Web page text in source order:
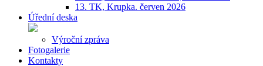
13. TK, Krupka. červen 2026
Úřední deska
Výroční zpráva
Fotogalerie
Kontakty